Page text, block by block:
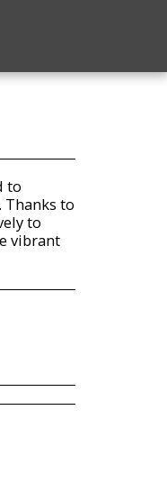
to
to
to
vibrant